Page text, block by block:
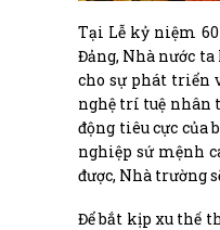
Tại Lễ kỷ niệm
Đảng, Nhà nước ta
cho sự phát triển
nghệ trí tuệ nhân
động tiêu cực của
nghiệp sứ mệnh
được, Nhà trường
Để bắt kịp xu thế